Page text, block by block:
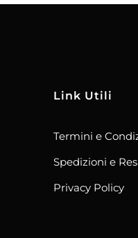
Link Utili
Termini e
Spedizioni e
Privacy Policy